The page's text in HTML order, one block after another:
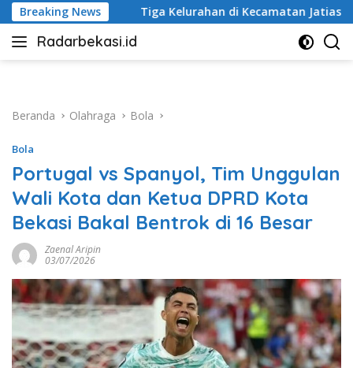
Langsung
ke
konten
Breaking News
Kelurahan di Kecamatan Jatiasih Belum Cairkan Dana RW
Radarbekasi.id
Berita
Beranda
Olahraga Bola
Bola
Portugal vs Spanyol, Tim Unggulan
Wali Kota dan Ketua DPRD Kota
Bekasi Bakal Bentrok di 16 Besar
Zaenal Aripin
03/07/2026